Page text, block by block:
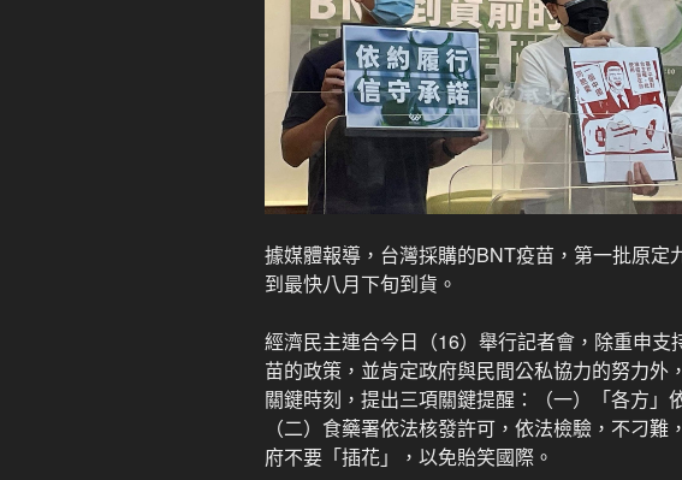
據媒體報導，台灣採購的BNT疫苗，第一批原定
到最快八月下旬到貨。
經濟民主連合今日（16）舉行記者會，除重申支
苗的政策，並肯定政府與民間公私協力的努力外
關鍵時刻，提出三項關鍵提醒：（一）「各方」
（二）食藥署依法核發許可，依法檢驗，不刁
府不要「插花」，以免貽笑國際。